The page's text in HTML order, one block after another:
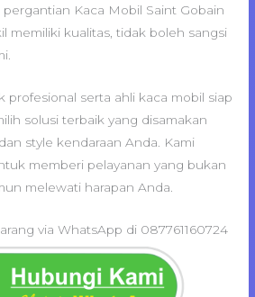
Kaca Mobil Saint Gobain
memiliki kualitas, tidak boleh sangsi
profesional serta ahli kaca mobil siap
solusi terbaik yang disamakan
style kendaraan Anda. Kami
memberi pelayanan yang bukan
melewati harapan Anda.
via WhatsApp di 087761160724